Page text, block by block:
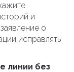
и
о
исправлять
линии без